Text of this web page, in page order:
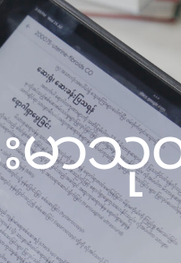
for every stage of life
care
and
stages,
Pu Clinic
Care Facility
Families
းမာ